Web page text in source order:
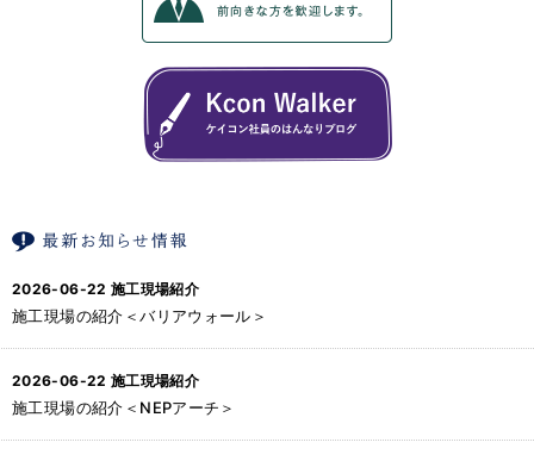
2026-06-22 施工現場紹介
施工現場の紹介＜バリアウォール＞
2026-06-22 施工現場紹介
施工現場の紹介＜NEPアーチ＞